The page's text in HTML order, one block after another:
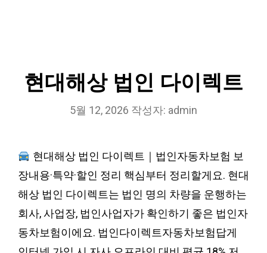
현대해상 법인 다이렉트
5월 12, 2026 작성자: admin
현대해상 법인 다이렉트｜법인자동차보험 보
장내용·특약·할인 정리 핵심부터 정리할게요. 현대
해상 법인 다이렉트는 법인 명의 차량을 운행하는
회사, 사업장, 법인사업자가 확인하기 좋은 법인자
동차보험이에요. 법인다이렉트자동차보험답게